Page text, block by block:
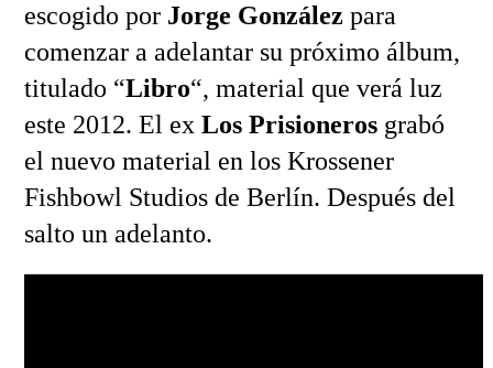
escogido por Jorge González para
comenzar a adelantar su próximo álbum,
titulado “Libro“, material que verá luz
este 2012. El ex Los Prisionerosgrabó
el nuevo material en los Krossener
Fishbowl Studios de Berlín. Después del
salto un adelanto.